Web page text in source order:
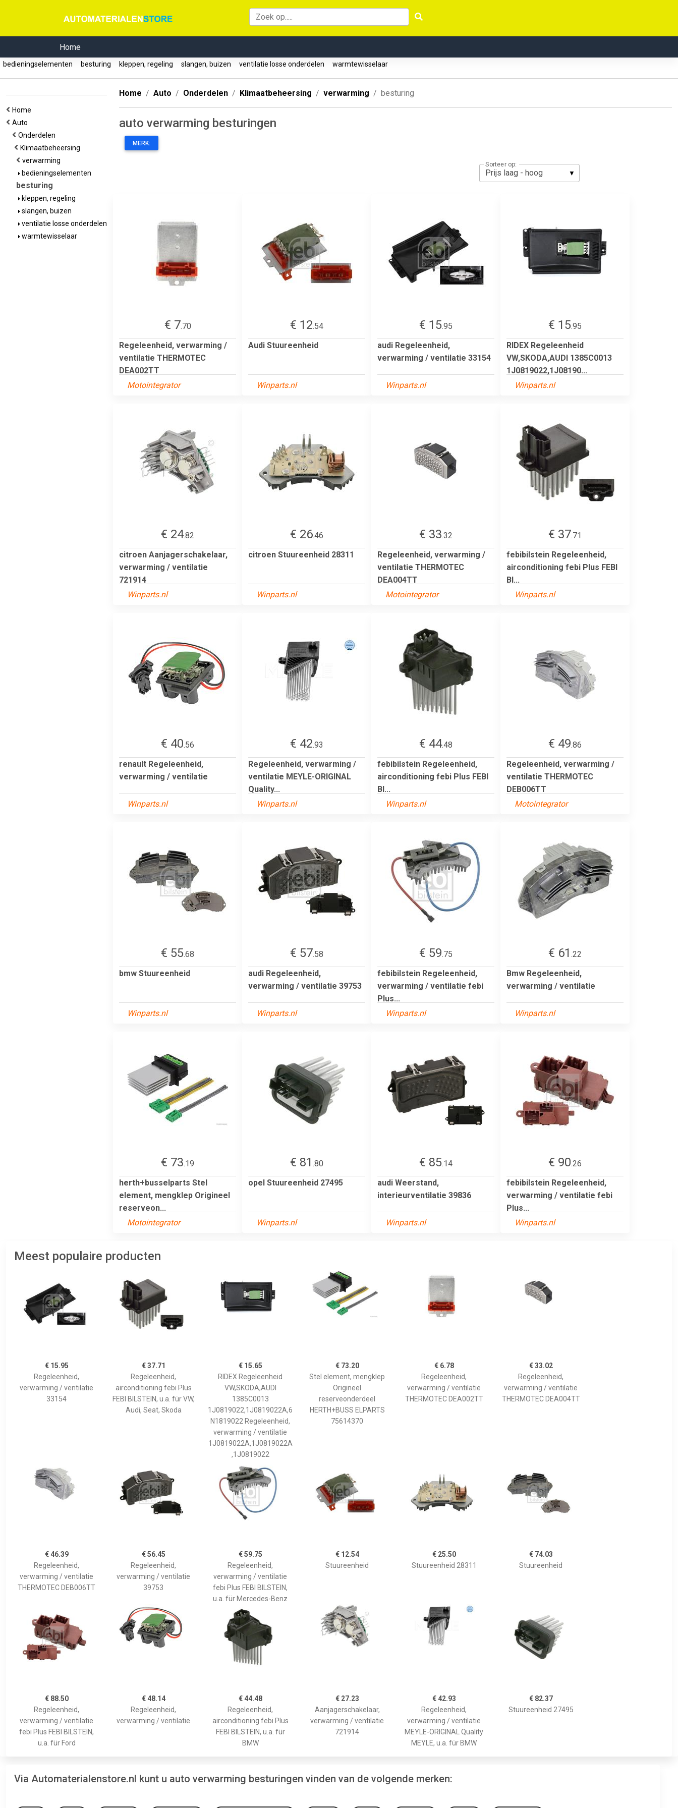
Home
bedieningselementen besturing kleppen, regeling slangen, buizen ventilatie losse onderdelen warmtewisselaar
Home
Auto
Onderdelen
Klimaatbeheersing
verwarming
bedieningselementen
besturing
kleppen, regeling
slangen, buizen
ventilatie losse onderdelen
warmtewisselaar
Home Auto Onderdelen Klimaatbeheersing verwarming besturing
auto verwarming besturingen
MERK:
Sorteer op:
€ 7.70
Regeleenheid, verwarming /
ventilatie THERMOTEC
DEA002TT
Motointegrator
€ 12.54
Audi Stuureenheid
Winparts.nl
€ 15.95
audi Regeleenheid,
verwarming / ventilatie 33154
Winparts.nl
€ 15.95
RIDEX Regeleenheid
VW,SKODA,AUDI 1385C0013
1J0819022,1J08190...
Winparts.nl
€ 24.82
citroen Aanjagerschakelaar,
verwarming / ventilatie
721914
Winparts.nl
€ 26.46
citroen Stuureenheid 28311
Winparts.nl
€ 33.32
Regeleenheid, verwarming /
ventilatie THERMOTEC
DEA004TT
Motointegrator
€ 37.71
febibilstein Regeleenheid,
airconditioning febi Plus FEBI
BI...
Winparts.nl
€ 40.56
renault Regeleenheid,
verwarming / ventilatie
Winparts.nl
€ 42.93
Regeleenheid, verwarming /
ventilatie MEYLE-ORIGINAL
Quality...
Winparts.nl
€ 44.48
febibilstein Regeleenheid,
airconditioning febi Plus FEBI
BI...
Winparts.nl
€ 49.86
Regeleenheid, verwarming /
ventilatie THERMOTEC
DEB006TT
Motointegrator
€ 55.68
bmw Stuureenheid
Winparts.nl
€ 57.58
audi Regeleenheid,
verwarming / ventilatie 39753
Winparts.nl
€ 59.75
febibilstein Regeleenheid,
verwarming / ventilatie febi
Plus...
Winparts.nl
€ 61 .22
Bmw Regeleenheid,
verwarming / ventilatie
Winparts.nl
€ 73.19
herth+busselparts Stel
element, mengklep Origineel
reserveon...
Motointegrator
€ 81 .80
opel Stuureenheid 27495
Winparts.nl
€ 85.14
audi Weerstand,
interieurventilatie 39836
Winparts.nl
€ 90.26
febibilstein Regeleenheid,
verwarming / ventilatie febi
Plus...
Winparts.nl
Meest populaire producten
€ 15.95
Regeleenheid,
verwarming / ventilatie
33154
€ 37.71
Regeleenheid,
airconditioning febi Plus
FEBI BILSTEIN, u.a. für VW,
Audi, Seat, Skoda
€ 15.65
RIDEX Regeleenheid
VW,SKODA,AUDI
1385C0013
1J0819022,1J0819022A,6
N1819022 Regeleenheid,
verwarming / ventilatie
1J0819022A,1J0819022A
,1J0819022
€ 73.20
Stel element, mengklep
Origineel
reserveonderdeel
HERTH+BUSS ELPARTS
75614370
€ 6.78
Regeleenheid,
verwarming / ventilatie
THERMOTEC DEA002TT
€ 33.02
Regeleenheid,
verwarming / ventilatie
THERMOTEC DEA004TT
€ 46.39
Regeleenheid,
verwarming / ventilatie
THERMOTEC DEB006TT
€ 56.45
Regeleenheid,
verwarming / ventilatie
39753
€ 59.75
Regeleenheid,
verwarming / ventilatie
febi Plus FEBI BILSTEIN,
u.a. für Mercedes-Benz
€ 12.54
Stuureenheid
€ 25.50
Stuureenheid 28311
€ 74.03
Stuureenheid
€ 88.50
Regeleenheid,
verwarming / ventilatie
febi Plus FEBI BILSTEIN,
u.a. für Ford
€ 48.14
Regeleenheid,
verwarming / ventilatie
€ 44.48
Regeleenheid,
airconditioning febi Plus
FEBI BILSTEIN, u.a. für
BMW
€ 27.23
Aanjagerschakelaar,
verwarming / ventilatie
721914
€ 42.93
Regeleenheid,
verwarming / ventilatie
MEYLE-ORIGINAL Quality
MEYLE, u.a. für BMW
€ 82.37
Stuureenheid 27495
Via Automaterialenstore.nl kunt u auto verwarming besturingen vinden van de volgende merken: